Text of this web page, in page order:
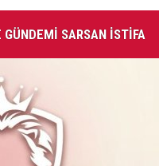
GÜNDEMİ SARSAN İSTİFA
Bedirhan öldü,